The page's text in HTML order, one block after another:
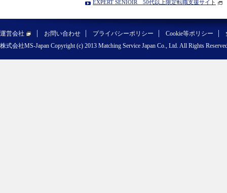
EXPERT SENIOIR 50代以上限定転職支援サイト
運営会社 お問い合わせ プライバシーポリシー Cookie等ポリシー
株式会社MS-Japan Copyright (c) 2013 Matching Service Japan Co., Ltd. All Rights